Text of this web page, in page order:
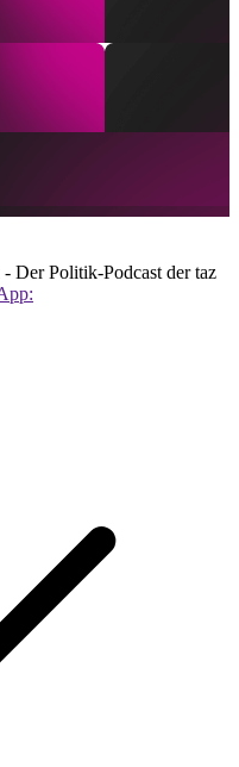
Der Politik-Podcast der taz